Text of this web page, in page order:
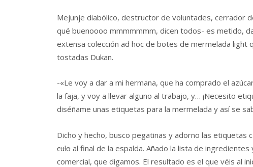
Mejunje diabólico, destructor de voluntades, cerrador
qué buenoooo mmmmmmm, dicen todos- es metido,
extensa colección ad hoc de botes de mermelada light
tostadas Dukan.
-«Le voy a dar a mi hermana, que ha comprado el
la faja, y voy a llevar alguno al trabajo, y… ¡Necesito
diséñame unas etiquetas para la mermelada y así se
Dicho y hecho, busco pegatinas y adorno las etiquetas
culo al final de la espalda. Añado la lista de
comercial, que digamos. El resultado es el que véis al